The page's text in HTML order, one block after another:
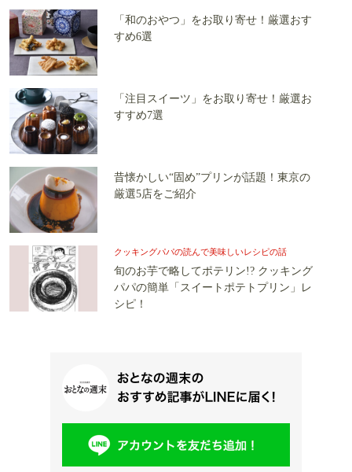
「和のおやつ」をお取り寄せ！厳選おす
すめ6選
「注目スイーツ」をお取り寄せ！厳選お
すすめ7選
昔懐かしい“固め”プリンが話題！東京の
厳選5店をご紹介
クッキングパパの読んで美味しいレシピの話
旬のお芋で略してポテリン!? クッキング
パパの簡単「スイートポテトプリン」レ
シピ！